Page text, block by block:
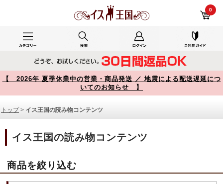
0
【 2026年 夏季休業中の営業・商品発送 ／ 地震による配送遅延につ
いてのお知らせ 】
トップ> イス王国の読み物コンテンツ
イス王国の読み物コンテンツ
商品を絞り込む